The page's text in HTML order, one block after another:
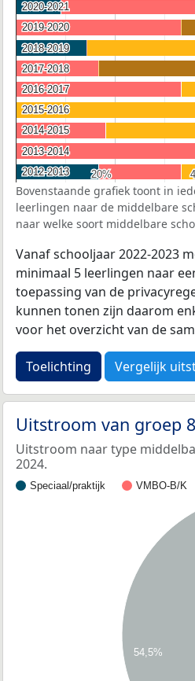
20%
20%
2020-2021
2020-2021
2019-2020
2019-2020
2018-2019
2018-2019
2017-2018
2017-2018
2016-2017
2016-2017
2015-2016
2015-2016
2014-2015
2014-2015
2013-2014
2013-2014
2012-2013
2012-2013
Bovenstaande grafiek toont in
leerlingen naar de middelbare
naar welke soort middelbare
Vanaf schooljaar 2022-2023
minimaal 5 leerlingen naar
toepassing van de
kunnen tonen zijn daarom
voor het overzicht van de
Toelichting Vergelijk
Uitstroom van groep
Uitstroom naar type
2024.
Speciaal/praktijk VMBO-B/K
54,5%